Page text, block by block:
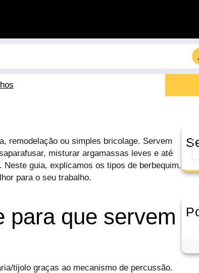
remodelação ou simples bricolage. Servem
misturar argamassas leves e até
guia, explicamos os tipos de berbequim,
para o seu trabalho.
para que servem
tijolo graças ao mecanismo de percussão.
S
a